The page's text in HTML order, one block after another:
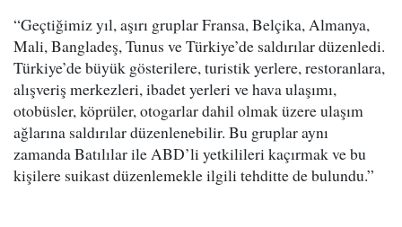
“Geçtiğimiz yıl, aşırı gruplar Fransa, Belçika, Almanya,
Mali, Bangladeş, Tunus ve Türkiye’de saldırılar düzenledi.
Türkiye’de büyük gösterilere, turistik yerlere, restoranlara,
alışveriş merkezleri, ibadet yerleri ve hava ulaşımı,
otobüsler, köprüler, otogarlar dahil olmak üzere ulaşım
ağlarına saldırılar düzenlenebilir. Bu gruplar aynı
zamanda Batılılar ile ABD’li yetkilileri kaçırmak ve bu
kişilere suikast düzenlemekle ilgili tehditte de bulundu.”